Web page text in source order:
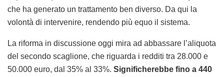
che ha generato un trattamento ben diverso. Da qui la
volontà di intervenire, rendendo più equo il sistema.
La riforma in discussione oggi mira ad abbassare l’aliquota
del secondo scaglione, che riguarda i redditi tra 28.000 e
50.000 euro, dal 35% al 33%. Significherebbe fino a 440